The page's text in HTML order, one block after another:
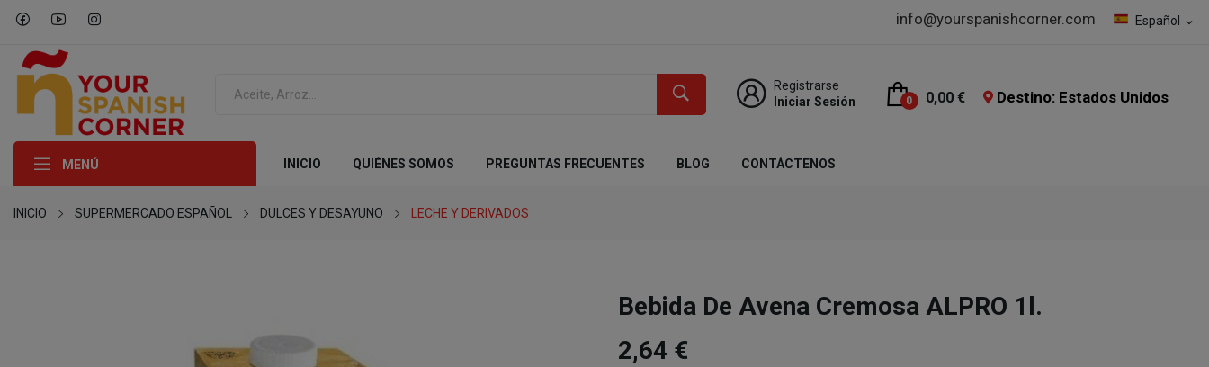
Español expand_more
info@yourspanishcorner.com
Registrarse
Iniciar Sesión
0 0,00 € Destino: Estados Unidos
MENÚ INICIO QUIÉNES SOMOS PREGUNTAS FRECUENTES BLOG CONTÁCTENOS
INICIO SUPERMERCADO ESPAÑOL DULCES Y DESAYUNO LECHE Y DERIVADOS
Bebida De Avena Cremosa ALPRO 1l.
2,64 €